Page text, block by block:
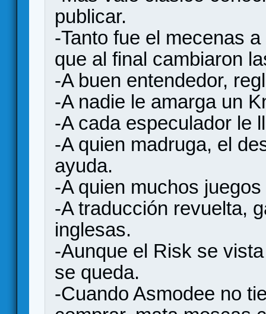
publicar.
-Tanto fue el mecenas
que al final cambiaron
-A buen entendedor,
-A nadie le amarga un
-A cada especulador le
-A quien madruga, el
ayuda.
-A quien muchos
-A traducción revuelta,
inglesas.
-Aunque el Risk se
se queda.
-Cuando Asmodee no